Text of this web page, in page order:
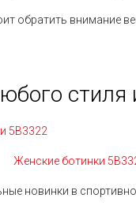
обратить внимание
стиля
Женские ботинки
новинки в